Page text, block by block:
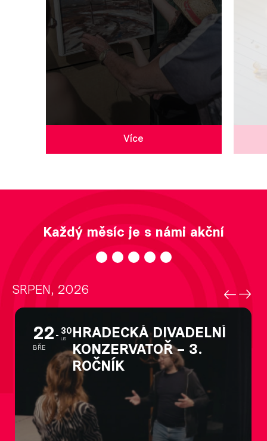
Více
Každý měsíc je s námi akční
SRPEN, 2026
22
BŘE
30
LIS
HRADECKÁ DIVADELNÍ
KONZERVATOŘ – 3.
ROČNÍK